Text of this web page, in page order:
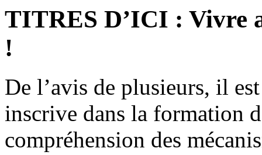
TITRES D’ICI : Vivre
!
De l’avis de plusieurs, il
inscrive dans la formation
compréhension des